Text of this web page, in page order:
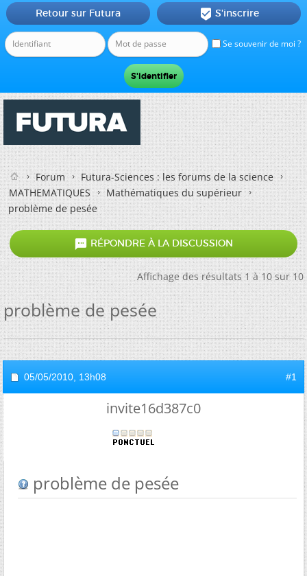
Se souvenir de moi ?
Retour sur Futura  S'inscrire
Forum
Futura-Sciences : les forums de la science
MATHEMATIQUES
Mathématiques du supérieur
problème de pesée
 RÉPONDRE À LA DISCUSSION
Affichage des résultats 1 à 10 sur 10
problème de pesée
05/05/2010, 13h08 #1
invite16d387c0
problème de pesée